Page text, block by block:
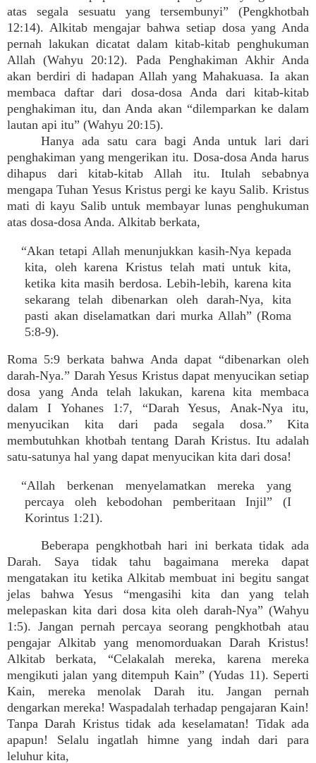
atas segala sesuatu yang tersembunyi” (Pengkhotbah
12:14). Alkitab mengajar bahwa setiap dosa yang Anda
pernah lakukan dicatat dalam kitab-kitab penghukuman
Allah (Wahyu 20:12). Pada Penghakiman Akhir Anda
akan berdiri di hadapan Allah yang Mahakuasa. Ia akan
membaca daftar dari dosa-dosa Anda dari kitab-kitab
penghakiman itu, dan Anda akan “dilemparkan ke dalam
lautan api itu” (Wahyu 20:15).
Hanya ada satu cara bagi Anda untuk lari dari
penghakiman yang mengerikan itu. Dosa-dosa Anda harus
dihapus dari kitab-kitab Allah itu. Itulah sebabnya
mengapa Tuhan Yesus Kristus pergi ke kayu Salib. Kristus
mati di kayu Salib untuk membayar lunas penghukuman
atas dosa-dosa Anda. Alkitab berkata,
“Akan tetapi Allah menunjukkan kasih-Nya kepada
kita, oleh karena Kristus telah mati untuk kita,
ketika kita masih berdosa. Lebih-lebih, karena kita
sekarang telah dibenarkan oleh darah-Nya, kita
pasti akan diselamatkan dari murka Allah” (Roma
5:8-9).
Roma 5:9 berkata bahwa Anda dapat “dibenarkan oleh
darah-Nya.” Darah Yesus Kristus dapat menyucikan setiap
dosa yang Anda telah lakukan, karena kita membaca
dalam I Yohanes 1:7, “Darah Yesus, Anak-Nya itu,
menyucikan kita dari pada segala dosa.” Kita
membutuhkan khotbah tentang Darah Kristus. Itu adalah
satu-satunya hal yang dapat menyucikan kita dari dosa!
“Allah berkenan menyelamatkan mereka yang
percaya oleh kebodohan pemberitaan Injil” (I
Korintus 1:21).
Beberapa pengkhotbah hari ini berkata tidak ada
Darah. Saya tidak tahu bagaimana mereka dapat
mengatakan itu ketika Alkitab membuat ini begitu sangat
jelas bahwa Yesus “mengasihi kita dan yang telah
melepaskan kita dari dosa kita oleh darah-Nya” (Wahyu
1:5). Jangan pernah percaya seorang pengkhotbah atau
pengajar Alkitab yang menomorduakan Darah Kristus!
Alkitab berkata, “Celakalah mereka, karena mereka
mengikuti jalan yang ditempuh Kain” (Yudas 11). Seperti
Kain, mereka menolak Darah itu. Jangan pernah
dengarkan mereka! Waspadalah terhadap pengajaran Kain!
Tanpa Darah Kristus tidak ada keselamatan! Tidak ada
apapun! Selalu ingatlah himne yang indah dari para
leluhur kita,